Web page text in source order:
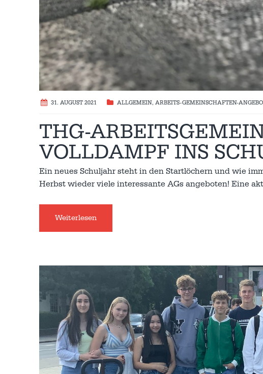
31. AUGUST 2021 ALLGEMEIN, ARBEITS-GEMEINSCHAFTEN-
THG-
VOLLDAMPF INS
Ein neues Schuljahr steht in den Startlöchern und wie
Herbst wieder viele interessante AGs angeboten! Eine
Weiterlesen